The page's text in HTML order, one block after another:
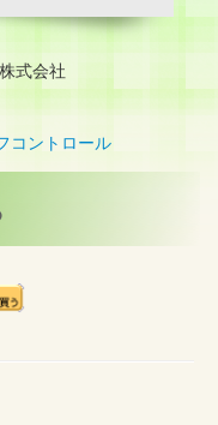
式会社
コントロール